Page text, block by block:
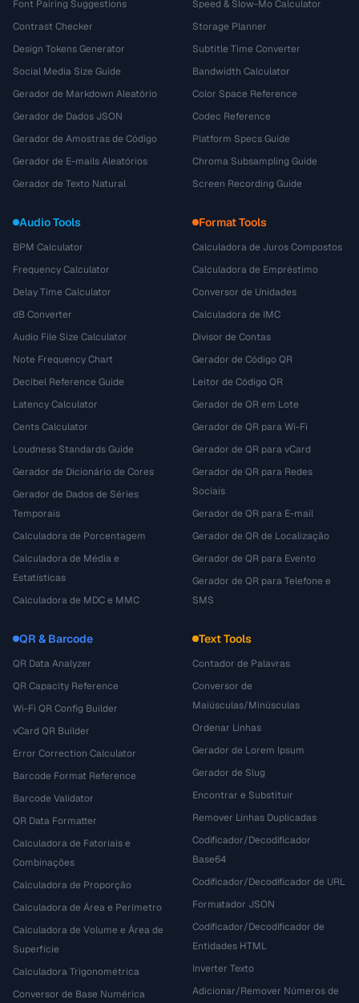
Font Pairing Suggestions
Contrast Checker
Design Tokens Generator
Social Media Size Guide
Gerador de Markdown Aleatório
Gerador de Dados JSON
Gerador de Amostras de Código
Gerador de E-mails Aleatórios
Gerador de Texto Natural
Speed & Slow-Mo Calculator
Storage Planner
Subtitle Time Converter
Bandwidth Calculator
Color Space Reference
Codec Reference
Platform Specs Guide
Chroma Subsampling Guide
Screen Recording Guide
Audio Tools
BPM Calculator
Frequency Calculator
Delay Time Calculator
dB Converter
Audio File Size Calculator
Note Frequency Chart
Decibel Reference Guide
Latency Calculator
Cents Calculator
Loudness Standards Guide
Gerador de Dicionário de Cores
Gerador de Dados de Séries
Temporais
Calculadora de Porcentagem
Calculadora de Média e
Estatísticas
Calculadora de MDC e MMC
Format Tools
Calculadora de Juros Compostos
Calculadora de Empréstimo
Conversor de Unidades
Calculadora de IMC
Divisor de Contas
Gerador de Código QR
Leitor de Código QR
Gerador de QR em Lote
Gerador de QR para Wi-Fi
Gerador de QR para vCard
Gerador de QR para Redes
Sociais
Gerador de QR para E-mail
Gerador de QR de Localização
Gerador de QR para Evento
Gerador de QR para Telefone e
SMS
QR & Barcode
QR Data Analyzer
QR Capacity Reference
Wi-Fi QR Config Builder
vCard QR Builder
Error Correction Calculator
Barcode Format Reference
Barcode Validator
QR Data Formatter
Calculadora de Fatoriais e
Combinações
Calculadora de Proporção
Calculadora de Área e Perímetro
Calculadora de Volume e Área de
Superfície
Calculadora Trigonométrica
Conversor de Base Numérica
Text Tools
Contador de Palavras
Conversor de
Maiúsculas/Minúsculas
Ordenar Linhas
Gerador de Lorem Ipsum
Gerador de Slug
Encontrar e Substituir
Remover Linhas Duplicadas
Codificador/Decodificador
Base64
Codificador/Decodificador de URL
Formatador JSON
Codificador/Decodificador de
Entidades HTML
Inverter Texto
Adicionar/Remover Números de